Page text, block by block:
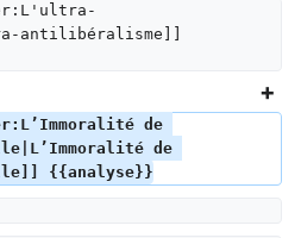
antilibéralisme]]
de
de
{{analyse}}